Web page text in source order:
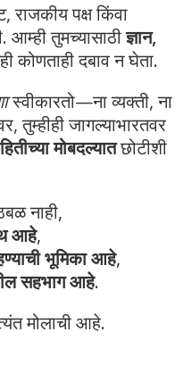
राजकीय पक्ष किंवा
आम्ही तुमच्यासाठीज्ञान,
कोणताही दबाव न घेता.
स्वीकारतो—ना व्यक्ती, ना
तुम्हीही जागल्याभारतवर
मोबदल्यातछोटीशी
नाही,
आहे,
भूमिका आहे,
सहभाग आहे.
मोलाची आहे.